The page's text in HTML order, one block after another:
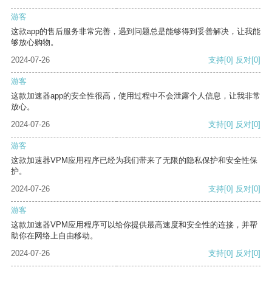
游客
这款app的售后服务非常完善，遇到问题总是能够得到妥善解决，让我能
够放心购物。
2024-07-26
支持[0] 反对[0]
游客
这款加速器app的安全性很高，使用过程中不会泄露个人信息，让我非常
放心。
2024-07-26
支持[0] 反对[0]
游客
这款加速器VPM应用程序已经为我们带来了无限的隐私保护和安全性保
护。
2024-07-26
支持[0] 反对[0]
游客
这款加速器VPM应用程序可以给你提供最高速度和安全性的连接，并帮
助你在网络上自由移动。
2024-07-26
支持[0] 反对[0]